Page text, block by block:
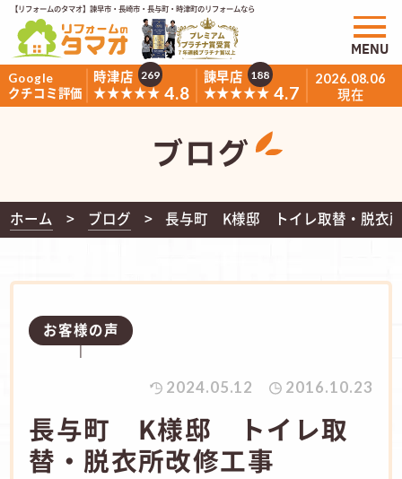
【リフォームのタマオ】諫早市・長崎市・長与町・時津町のリフォームなら
Google
クチコミ評価
時津店
★★★★★ 4.8
269
諫早店
★★★★★ 4.7
188 2026.08.06
現在
MENU
ブログ
ホーム ブログ 長与町 K様邸 トイレ取替・脱衣
お客様の声
2024.05.12 2016.10.23
長与町 K様邸 トイレ取
替・脱衣所改修工事